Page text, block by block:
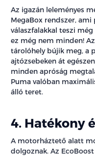
Az igazán leleményes
MegaBox rendszer, ami
válaszfalakkal teszi
ez még nem minden!
tárolóhely bújik meg, a
ajtózsebeken át
minden apróság
Puma valóban
álló teret.
4. Hatékony
A motorháztető alatt
dolgoznak. Az